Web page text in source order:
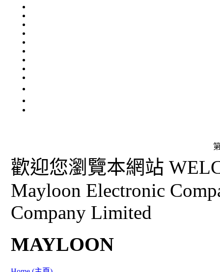
歡迎您瀏覽本網站
Mayloon Electronic
Company Limited
MAYLOON